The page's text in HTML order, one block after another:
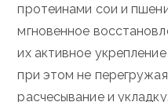
протеинами сои и
мгновенное
их активное
при этом не
расчесывание и укладку.